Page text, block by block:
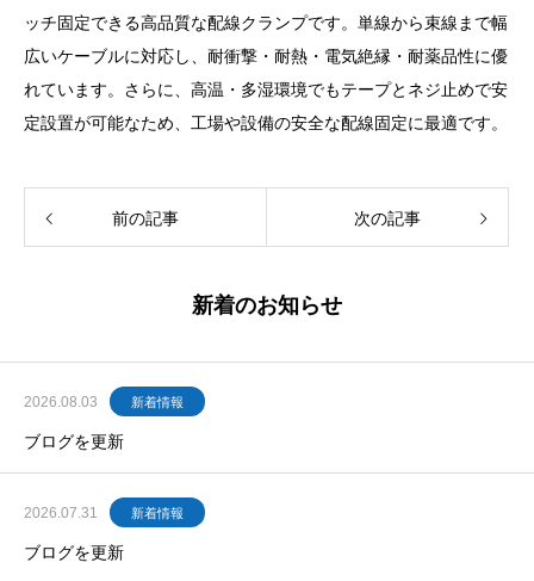
ッチ固定できる高品質な配線クランプです。単線から束線まで幅
広いケーブルに対応し、耐衝撃・耐熱・電気絶縁・耐薬品性に優
れています。さらに、高温・多湿環境でもテープとネジ止めで安
定設置が可能なため、工場や設備の安全な配線固定に最適です。
前の記事 次の記事
新着のお知らせ
2026.08.03 新着情報
ブログを更新
2026.07.31 新着情報
ブログを更新